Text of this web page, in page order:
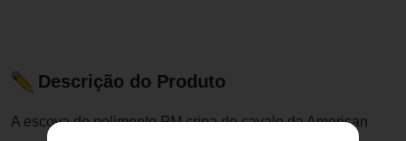
Descrição do Produto
A escova de polimento PM crina de cavalo da American